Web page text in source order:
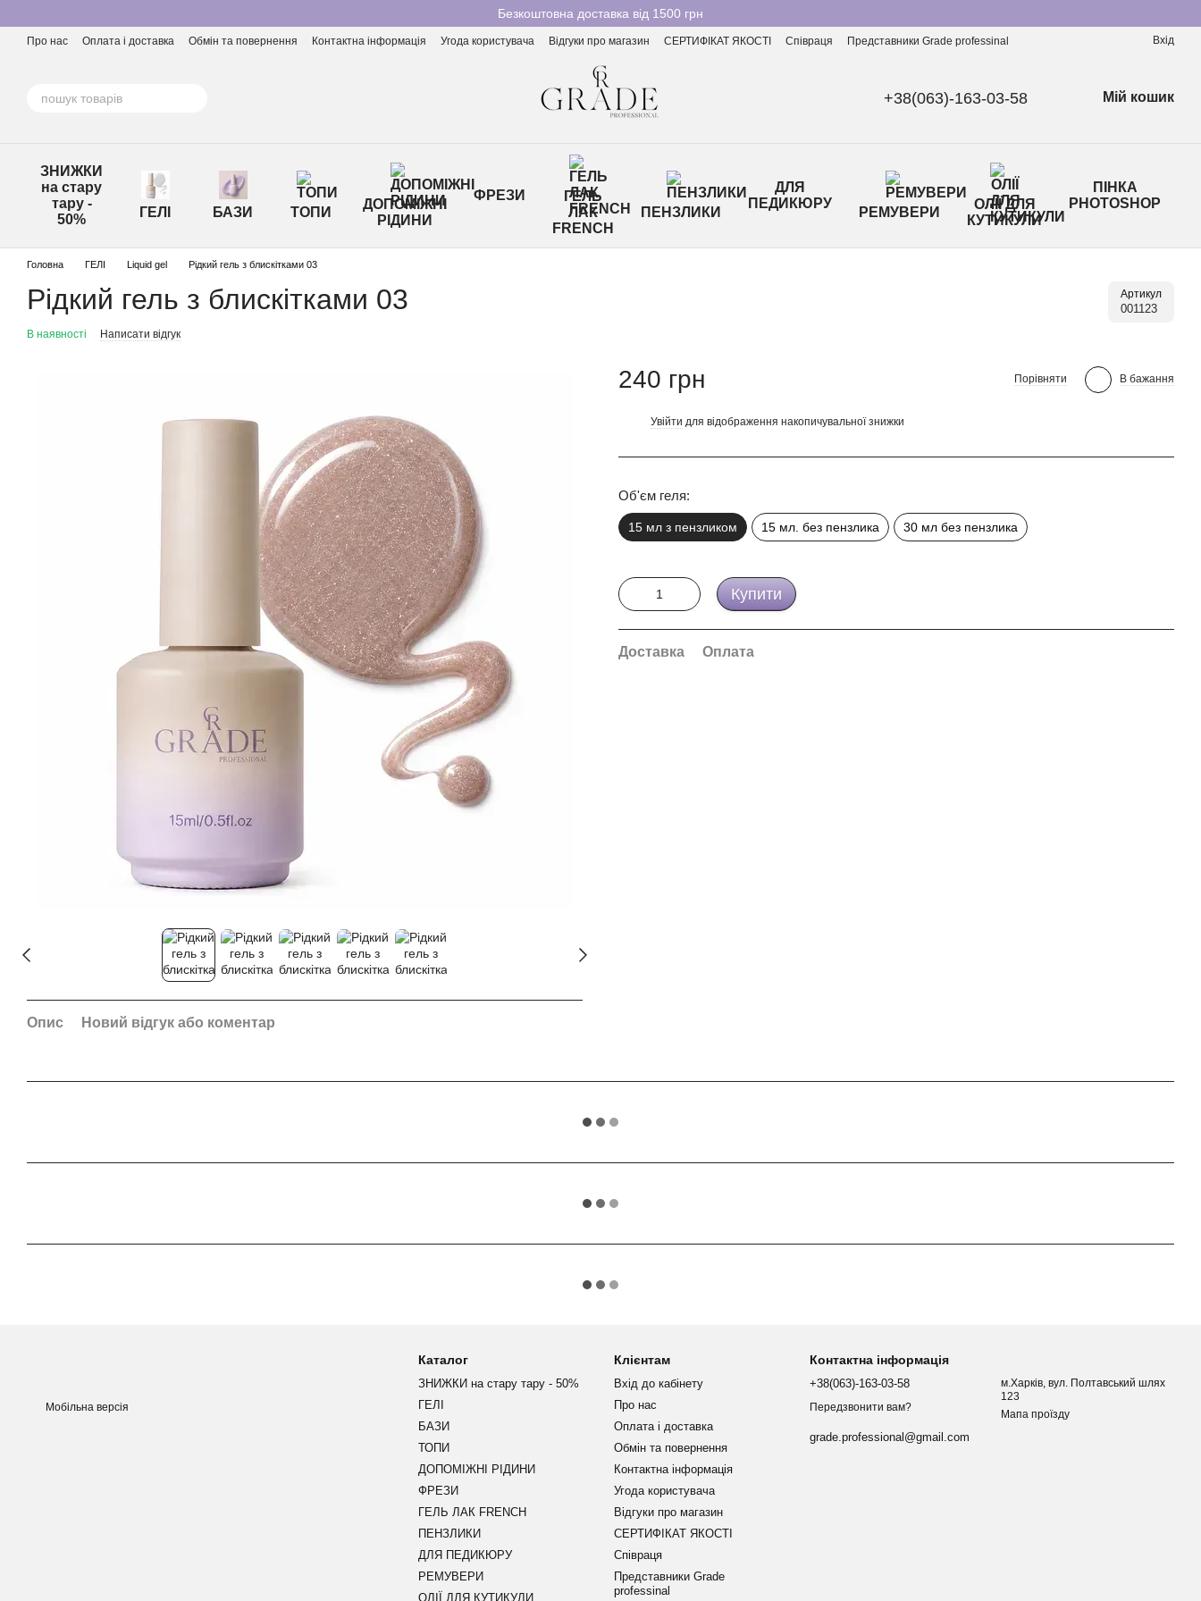
Безкоштовна доставка від 1500 грн
Про нас Оплата і доставка Обмін та повернення Контактна інформація Угода користувача Відгуки про магазин СЕРТИФІКАТ ЯКОСТІ Співраця Представники Grade professinal Вхід
+38(063)-163-03-58 Мій кошик
ЗНИЖКИ
на стару
тару -
50%
ГЕЛІ БАЗИ ТОПИ
ДОПОМІЖНІ
РІДИНИ
ФРЕЗИ
ГЕЛЬ
ЛАК
FRENCH
ПЕНЗЛИКИ
ДЛЯ
ПЕДИКЮРУ
РЕМУВЕРИ
ОЛІЇ ДЛЯ
КУТИКУЛИ
ПІНКА
PHOTOSHOP
Головна ГЕЛІ Liquid gel Рідкий гель з блискітками 03
Рідкий гель з блискітками 03 Артикул
001123
В наявності Написати відгук
Опис Новий відгук або коментар
240 грн Порівняти В бажання
Увійти для відображення накопичувальної знижки
Об'єм геля:
15 мл з пензликом 15 мл. без пензлика 30 мл без пензлика
Купити
Доставка Оплата
Мобільна версія
Каталог
ЗНИЖКИ на стару тару - 50%
ГЕЛІ
БАЗИ
ТОПИ
ДОПОМІЖНІ РІДИНИ
ФРЕЗИ
ГЕЛЬ ЛАК FRENCH
ПЕНЗЛИКИ
ДЛЯ ПЕДИКЮРУ
РЕМУВЕРИ
ОЛІЇ ДЛЯ КУТИКУЛИ
Клієнтам
Вхід до кабінету
Про нас
Оплата і доставка
Обмін та повернення
Контактна інформація
Угода користувача
Відгуки про магазин
СЕРТИФІКАТ ЯКОСТІ
Співраця
Представники Grade
professinal
Контактна інформація
+38(063)-163-03-58
Передзвонити вам?
grade.professional@gmail.com
м.Харків, вул. Полтавський шлях
123
Мапа проїзду